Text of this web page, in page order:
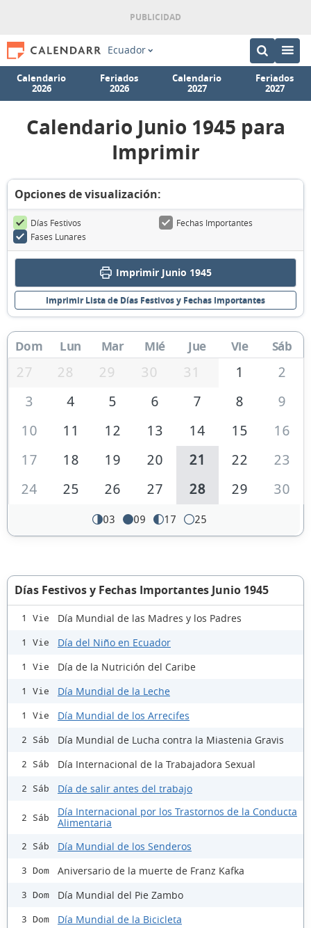
Ecuador
Calendario
2026
Feriados
2026
Calendario
2027
Feriados
2027
Calendario Junio 1945 para
Imprimir
Opciones de visualización:
Días Festivos
Fechas Importantes
Fases Lunares
Imprimir Junio 1945
Imprimir Lista de Días Festivos y Fechas Importantes
Dom Lun Mar Mié Jue Vie Sáb
27 28 29 30 31 1
2
3
4 5 6 7 8
9
10
11 12 13 14 15
16
17
18 19 20 21 22
23
24
25 26 27 28 29 30
03 09 17 25
Días Festivos y Fechas Importantes Junio 1945
1 Vie Día Mundial de las Madres y los Padres
1 Vie Día del Niño en Ecuador
1 Vie Día de la Nutrición del Caribe
1 Vie Día Mundial de la Leche
1 Vie Día Mundial de los Arrecifes
2 Sáb Día Mundial de Lucha contra la Miastenia Gravis
2 Sáb Día Internacional de la Trabajadora Sexual
2 Sáb Día de salir antes del trabajo
2 Sáb
Día Internacional por los Trastornos de la Conducta
Alimentaria
2 Sáb Día Mundial de los Senderos
3 Dom Aniversario de la muerte de Franz Kafka
3 Dom Día Mundial del Pie Zambo
3 Dom Día Mundial de la Bicicleta